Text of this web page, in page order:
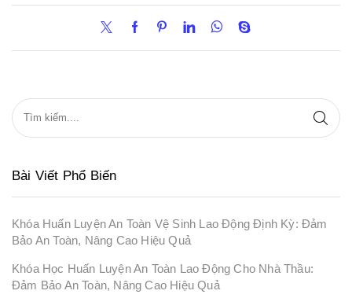
Bài Viết Phổ Biến
Khóa Huấn Luyện An Toàn Vệ Sinh Lao Động Định Kỳ: Đảm
Bảo An Toàn, Nâng Cao Hiệu Quả
Khóa Học Huấn Luyện An Toàn Lao Động Cho Nhà Thầu:
Đảm Bảo An Toàn, Nâng Cao Hiệu Quả